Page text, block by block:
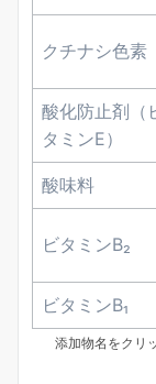
クチナシ色素
酸化防止剤（
タミンE）
酸味料
ビタミンB₂
ビタミンB₁
添加物名をクリ